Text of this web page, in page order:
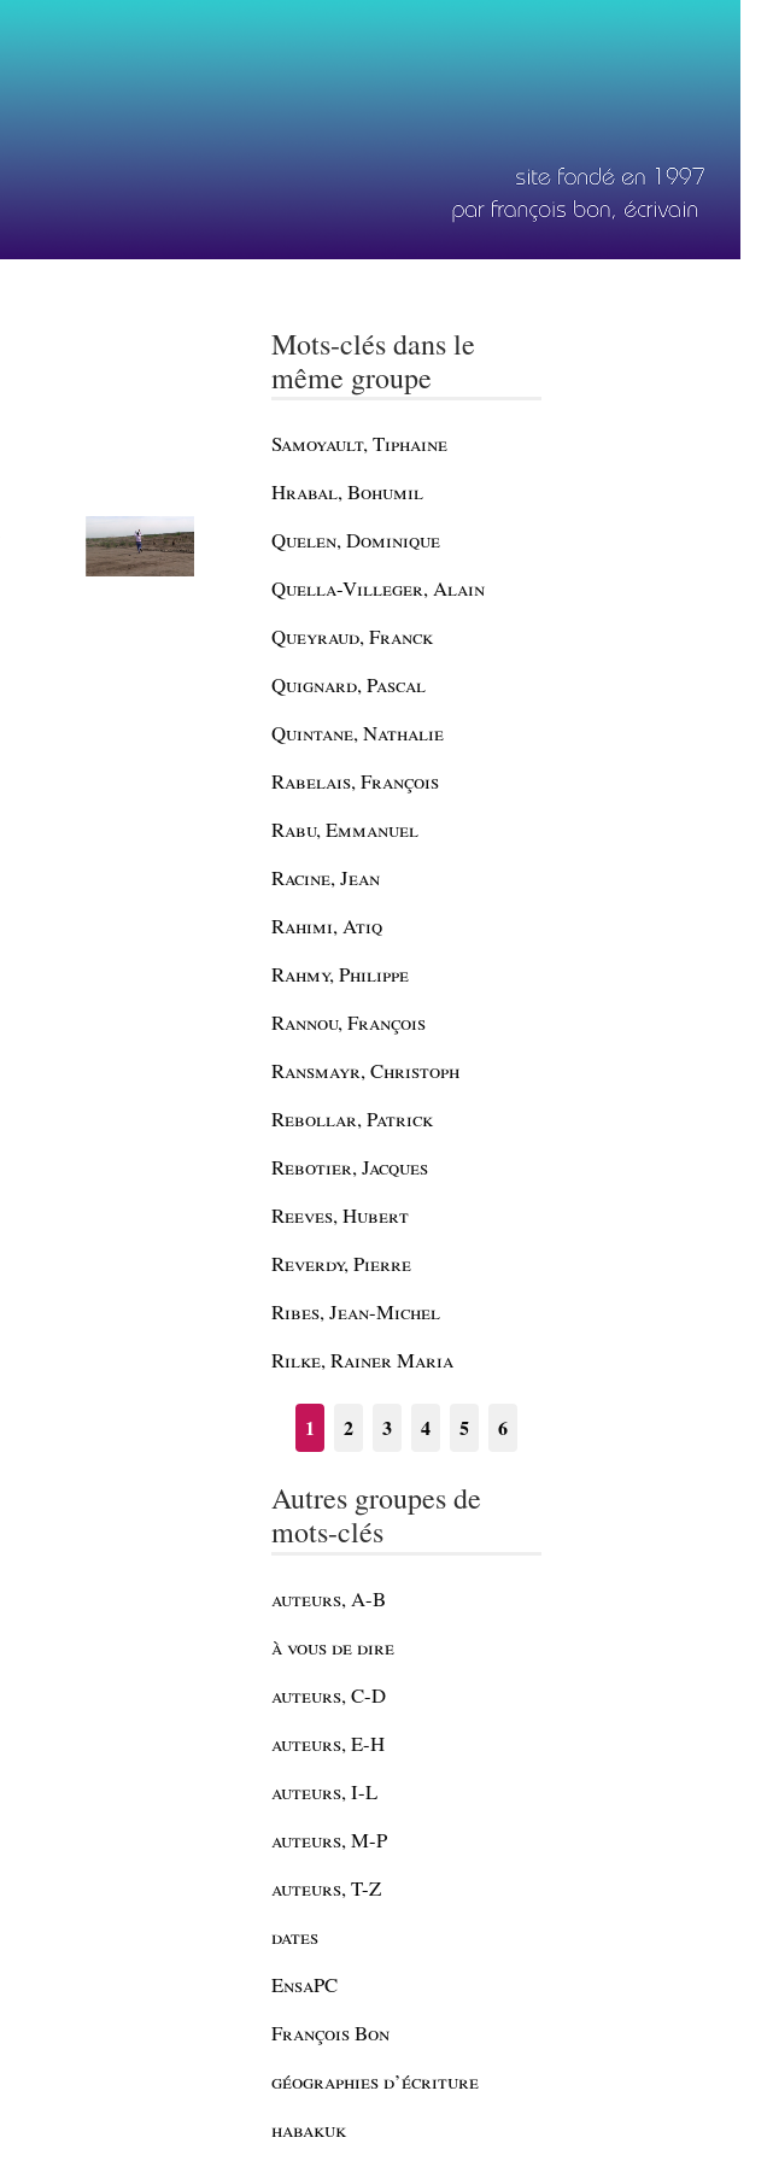
Mots-clés dans le
même groupe
Samoyault, Tiphaine
Hrabal, Bohumil
Quelen, Dominique
Quella-Villeger, Alain
Queyraud, Franck
Quignard, Pascal
Quintane, Nathalie
Rabelais, François
Rabu, Emmanuel
Racine, Jean
Rahimi, Atiq
Rahmy, Philippe
Rannou, François
Ransmayr, Christoph
Rebollar, Patrick
Rebotier, Jacques
Reeves, Hubert
Reverdy, Pierre
Ribes, Jean-Michel
Rilke, Rainer Maria
1 2 3 4 5 6
Autres groupes de
mots-clés
auteurs, A-B
à vous de dire
auteurs, C-D
auteurs, E-H
auteurs, I-L
auteurs, M-P
auteurs, T-Z
dates
EnsaPC
François Bon
géographies d’écriture
habakuk